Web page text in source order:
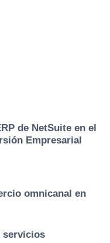
de NetSuite en el
Empresarial
omnicanal en
servicios